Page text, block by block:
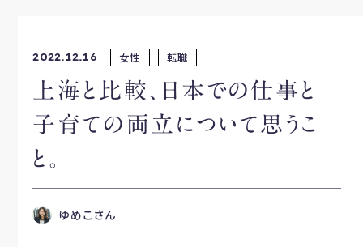
2022.12.16 女性 転職
上海と比較、日本での仕事と
子育ての両立について思うこ
と。
ゆめこさん